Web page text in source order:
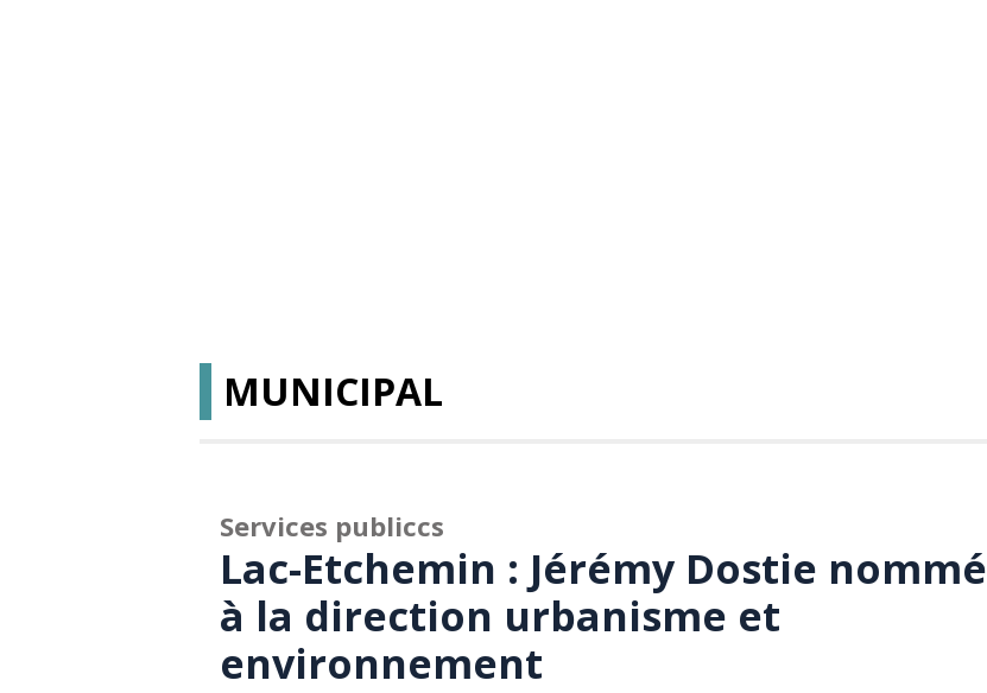
MUNICIPAL
Services publiccs
Lac-Etchemin : Jérémy Dostie nommé
à la direction urbanisme et
environnement